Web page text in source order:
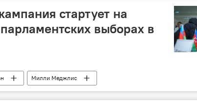
стартует на
выборах в
Милли Меджлис
Меджлис
Агитация
Кандидаты в депутаты